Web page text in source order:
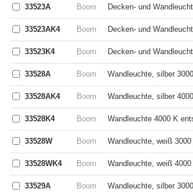
33523A Boom Decken- und
33523AK4 Boom Decken- und
33523K4 Boom Decken- und
33528A Boom Wandleuchte, silber
33528AK4 Boom Wandleuchte, silber
33528K4 Boom Wandleuchte 4000 K
33528W Boom Wandleuchte, weiß
33528WK4 Boom Wandleuchte, weiß
33529A Boom Wandleuchte, silber